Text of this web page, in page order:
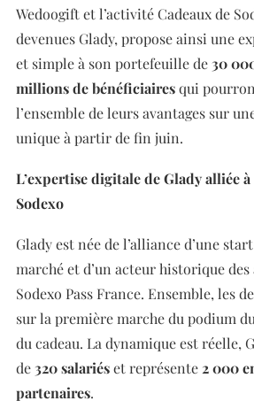
Wedoogift et l’activité Cadeaux de
devenues Glady, propose ainsi une
et simple à son portefeuille de30
millions de bénéficiairesqui
l’ensemble de leurs avantages sur
unique à partir de fin juin.
L’expertise digitale de Glady alliée
Sodexo
Glady est née de l’alliance d’une
marché et d’un acteur historique des
Sodexo Pass France. Ensemble, les
sur la première marche du podium
du cadeau. La dynamique est réelle,
de320 salariéset représente 2 000
partenaires.